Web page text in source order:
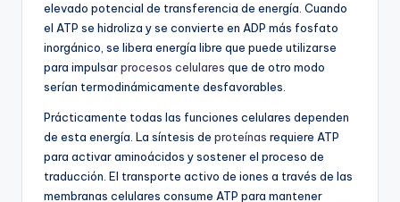
elevado potencial de transferencia de energía. Cuando
el ATP se hidroliza y se convierte en ADP más fosfato
inorgánico, se libera energía libre que puede utilizarse
para impulsarprocesos celulares que de otro modo
serían termodinámicamente desfavorables.
Prácticamente todas las funciones celulares dependen
de esta energía. La síntesis de proteínas requiere ATP
para activar aminoácidos y sostener el proceso de
traducción. El transporte activo de iones a través de las
membranas celulares consume ATP para mantener